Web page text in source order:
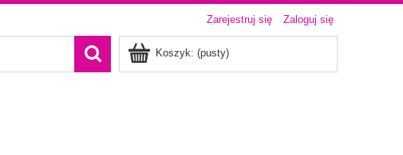
Zarejestruj się Zaloguj się
Koszyk: (pusty)